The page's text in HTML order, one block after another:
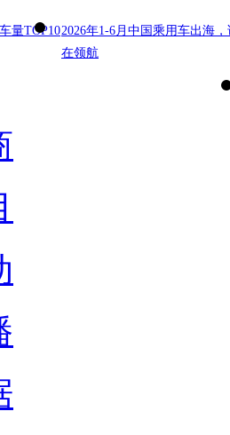
量TOP102026年1-6月中国乘用车出海，
在领航